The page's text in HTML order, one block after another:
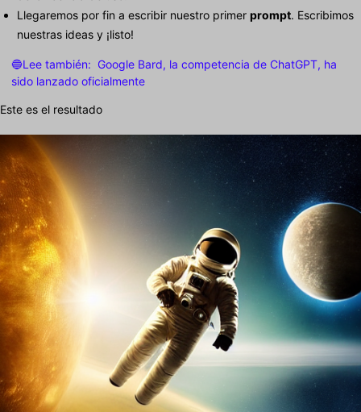
Llegaremos por fin a escribir nuestro primer prompt. Escribimos
nuestras ideas y ¡listo!
🔵Lee también: Google Bard, la competencia de ChatGPT, ha
sido lanzado oficialmente
Este es el resultado